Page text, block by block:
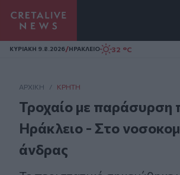
Homepage
ΚΥΡΙΑΚΗ 9.8.2026/ΗΡΑΚΛΕΙΟ 32 °C
ΑΡΧΙΚΗ / ΚΡΉΤΗ
Τροχαίο με παράσυρση
Ηράκλειο - Στο
άνδρας